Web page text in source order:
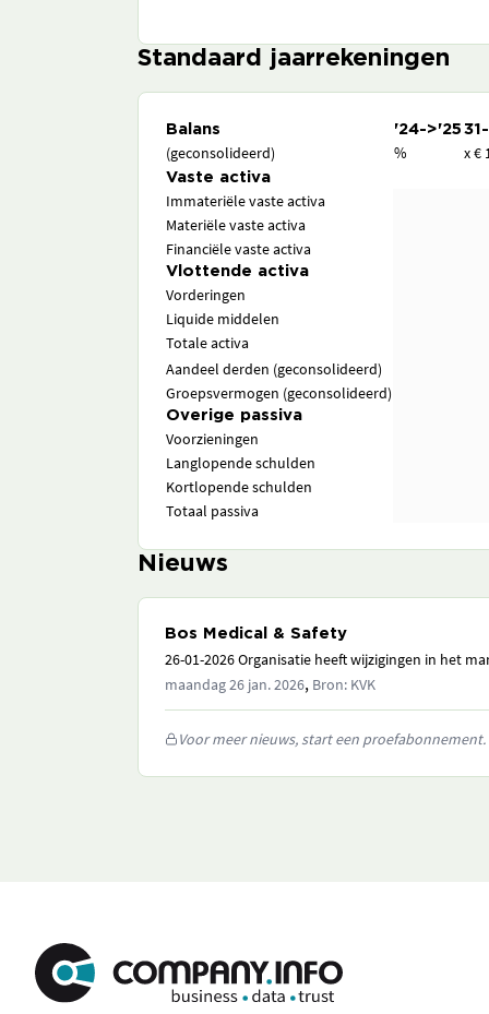
Standaard jaarrekeningen
Balans '24->'25
(geconsolideerd) % x €
Vaste activa
Immateriële vaste activa
Materiële vaste activa
Financiële vaste activa
Vlottende activa
Vorderingen
Liquide middelen
Totale activa
Aandeel derden (geconsolideerd)
Groepsvermogen (geconsolideerd)
Overige passiva
Voorzieningen
Langlopende schulden
Kortlopende schulden
Totaal passiva
Nieuws
Bos Medical & Safety
26-01-2026 Organisatie heeft wijzigingen in het
maandag 26 jan. 2026, Bron: KVK
Voor meer nieuws, start een proefabonnement.